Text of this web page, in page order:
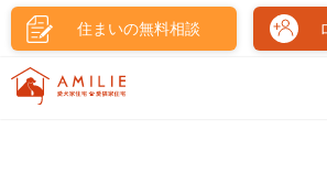
住まいの無料相談